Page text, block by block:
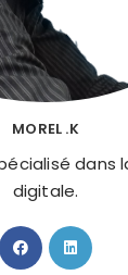
MOREL .K
dans
digitale.
S’ouvre
dans